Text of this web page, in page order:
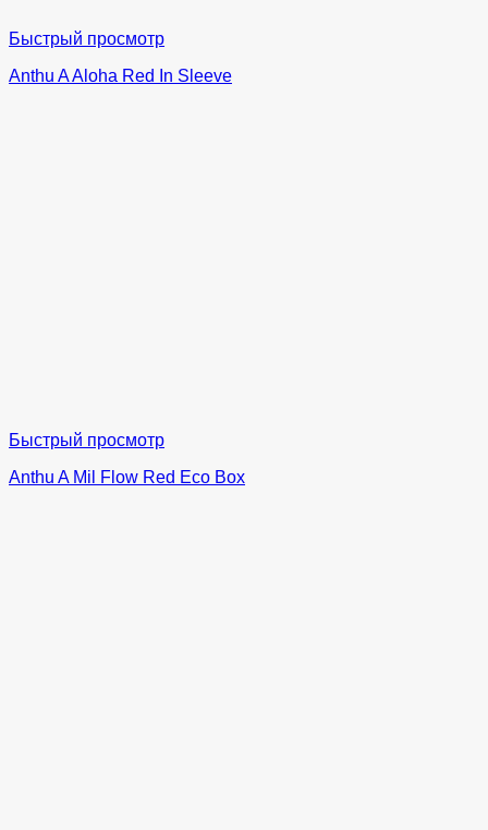
Быстрый просмотр
Anthu A Aloha Red In Sleeve
Быстрый просмотр
Anthu A Mil Flow Red Eco Box